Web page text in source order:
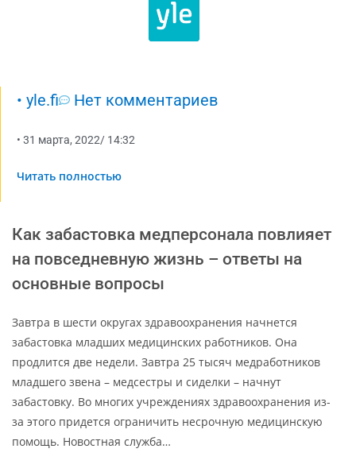
• yle.fi Нет комментариев
• 31 марта, 2022/ 14:32
Читать полностью
Как забастовка медперсонала повлияет
на повседневную жизнь – ответы на
основные вопросы
Завтра в шести округах здравоохранения начнется
забастовка младших медицинских работников. Она
продлится две недели. Завтра 25 тысяч медработников
младшего звена – медсестры и сиделки – начнут
забастовку. Во многих учреждениях здравоохранения из-
за этого придется ограничить несрочную медицинскую
помощь. Новостная служба…